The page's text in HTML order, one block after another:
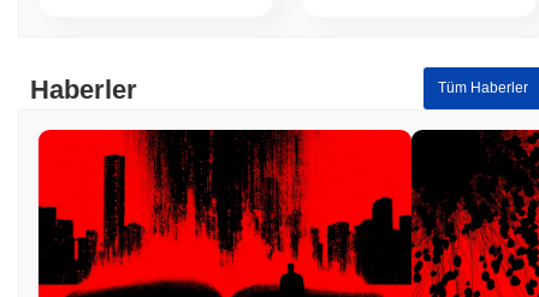
Haberler Tüm Haberler